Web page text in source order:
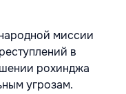
миссии
в
рохинджа
угрозам.